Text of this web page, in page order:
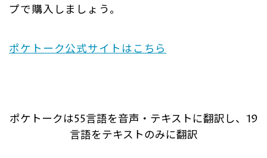
プで購入しましょう。
ポケトーク公式サイトはこちら
ポケトークは55言語を音声・テキストに翻訳し、19
言語をテキストのみに翻訳